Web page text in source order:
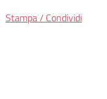
Stampa / Condividi